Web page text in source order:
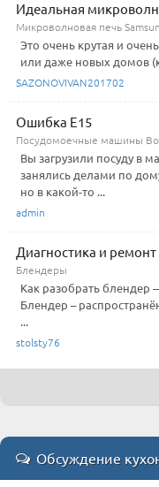
Идеальная
Микроволновая печь
Это очень крутая и
или даже новых домов
SAZONOVIVAN201702
Ошибка E15
Посудомоечные машины
Вы загрузили посуду в
занялись делами по
но в какой-то ...
admin
Диагностика и
Блендеры
Как разобрать блендер
Блендер –
...
stolsty76
Обсуждение